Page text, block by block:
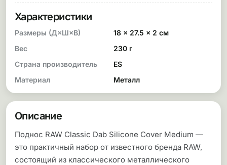
Характеристики
Размеры (Д×Ш×В)
18 × 27.5 × 2 см
Вес
230 г
Страна производитель
ES
Материал
Металл
Описание
Поднос RAW Classic Dab Silicone Cover Medium —
это практичный набор от известного бренда RAW,
состоящий из классического металлического